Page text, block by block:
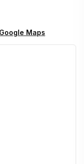
Maps